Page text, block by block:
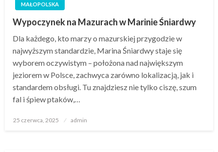
MAŁOPOLSKA
Wypoczynek na Mazurach w Marinie Śniardwy
Dla każdego, kto marzy o mazurskiej przygodzie w
najwyższym standardzie, Marina Śniardwy staje się
wyborem oczywistym – położona nad największym
jeziorem w Polsce, zachwyca zarówno lokalizacją, jak i
standardem obsługi. Tu znajdziesz nie tylko ciszę, szum
fal i śpiew ptaków,…
Opublikowane
25 czerwca, 2025 admin